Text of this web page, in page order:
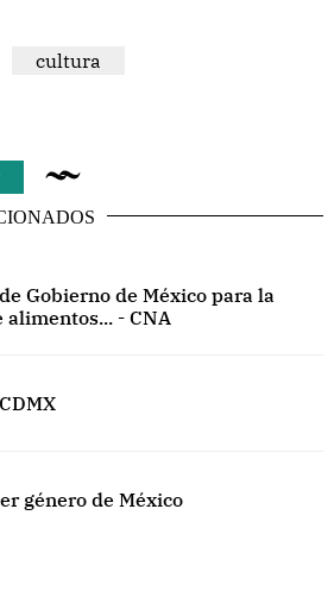
cultura
Gobierno de México para la
- CNA
género de México